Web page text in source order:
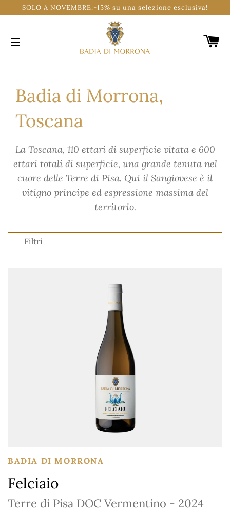
SOLO A NOVEMBRE:-15% su una selezione esclusiva!
SITE NAVIGATION
Badia di Morrona,
Toscana
La Toscana, 110 ettari di superficie vitata e 600
ettari totali di superficie, una grande tenuta nel
cuore delle Terre di Pisa. Qui il Sangiovese è il
vitigno principe ed espressione massima del
territorio.
Filtri
BADIA DI MORRONA
Felciaio
Terre di Pisa DOC Vermentino - 2024